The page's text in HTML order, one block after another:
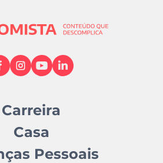
Carreira
Casa
Pessoais